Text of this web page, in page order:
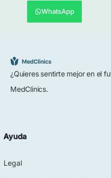
WhatsApp
¿Quieres sentirte mejor en el
MedClinics.
Ayuda
Legal